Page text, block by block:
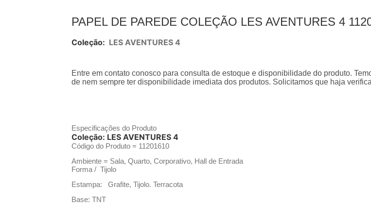
PAPEL DE PAREDE COLEÇÃO LES AVENTURES 4
Coleção: LES AVENTURES 4
Entre em contato conosco para consulta de estoque e disponibilidade do produto.
de nem sempre ter disponibilidade imediata dos produtos. Solicitamos que haja
Especificações do Produto
Coleção: LES AVENTURES 4
Código do Produto = 11201610
Ambiente = Sala, Quarto, Corporativo, Hall de Entrada
Forma / Tijolo
Estampa: Grafite, Tijolo. Terracota
Base: TNT